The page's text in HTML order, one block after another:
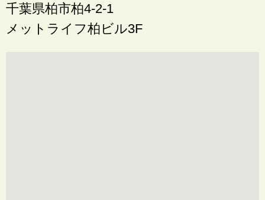
千葉県柏市柏4-2-1
メットライフ柏ビル3F